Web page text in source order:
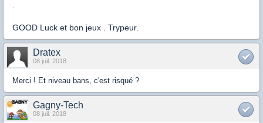
.
GOOD Luck et bon jeux . Trypeur.
Dratex
08 juil. 2018
Merci ! Et niveau bans, c'est risqué ?
Gagny-Tech
08 juil. 2018